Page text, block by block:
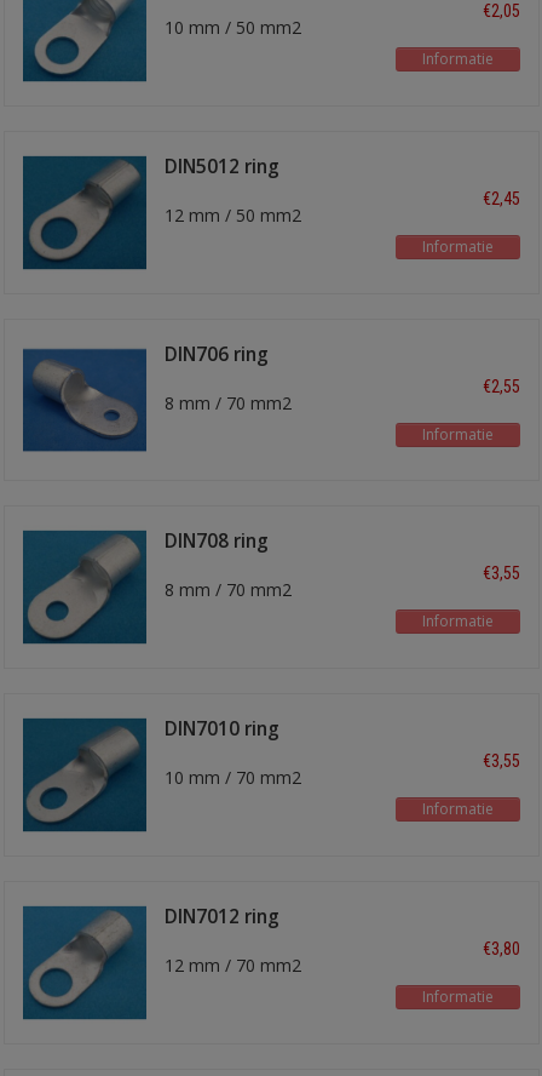
10 mm / 50 mm2
€2,05
Informatie
DIN5012 ring
kabelschoen
12 mm / 50 mm2
€2,45
Informatie
DIN706 ring
kabelschoen
8 mm / 70 mm2
€2,55
Informatie
DIN708 ring
8 mm / 70 mm2
€3,55
Informatie
DIN7010 ring
10 mm / 70 mm2
€3,55
Informatie
DIN7012 ring
kabelschoen
12 mm / 70 mm2
€3,80
Informatie